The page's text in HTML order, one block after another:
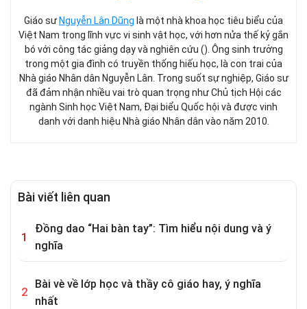
Giáo sư Nguyễn Lân Dũng là một nhà khoa học tiêu biểu của
Việt Nam trong lĩnh vực vi sinh vật học, với hơn nửa thế kỷ gắn
bó với công tác giảng dạy và nghiên cứu (). Ông sinh trưởng
trong một gia đình có truyền thống hiếu học, là con trai của
Nhà giáo Nhân dân Nguyễn Lân. Trong suốt sự nghiệp, Giáo sư
đã đảm nhận nhiều vai trò quan trọng như Chủ tịch Hội các
ngành Sinh học Việt Nam, Đại biểu Quốc hội và được vinh
danh với danh hiệu Nhà giáo Nhân dân vào năm 2010.
Bài viết liên quan
Đồng dao “Hai bàn tay”: Tìm hiểu nội dung và ý
nghĩa
Bài vè về lớp học và thầy cô giáo hay, ý nghĩa
nhất